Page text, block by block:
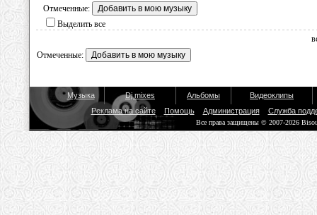
Отмеченные:
Выделить все
Отмеченные:
Музыка Dj mixes Альбомы
Видеоклипы
Реклама на сайте
Помощь Администрация Служба
Все права защищены © 2007-2026